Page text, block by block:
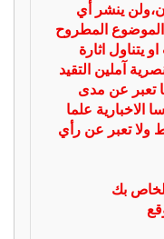
ينشر أي
المطروح
يتناول اثارة
آملين التقيد
تعبر عن مدى
الاخبارية علما
ولا تعبر عن رأي
بك